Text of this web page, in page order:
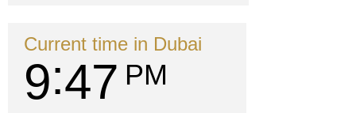
Current time in Dubai
9 47 PM